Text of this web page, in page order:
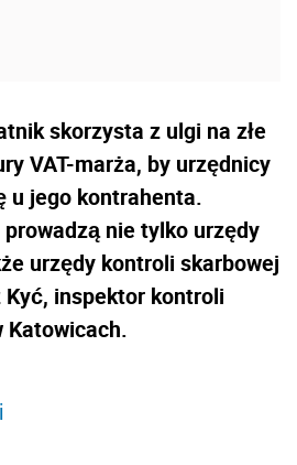
skorzysta z ulgi na złe
VAT-marża, by urzędnicy
u jego kontrahenta.
nie tylko urzędy
urzędy kontroli skarbowej
inspektor kontroli
Katowicach.